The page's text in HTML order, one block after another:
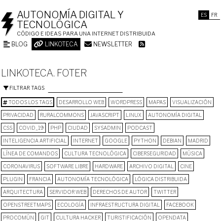
ES FR
AUTONOMÍA DIGITAL Y
TECNOLÓGICA
CÓDIGO E IDEAS PARA UNA INTERNET DISTRIBUIDA
BLOG LINKOTECA NEWSLETTER
LINKOTECA. FOTER
FILTRAR TAGS
TODOS LOS TAGS DESARROLLO WEB WORDPRESS MAPAS VISUALIZACIÓN
PRIVACIDAD RURALCOMMONS JAVASCRIPT LINUX AUTONOMÍA DIGITAL
CSS COVID_19 PHP CIUDAD SYSADMIN PODCAST
INTELIGENCIA ARTIFICIAL INTERNET GOOGLE PYTHON DEBIAN MADRID
LÍNEA DE COMANDOS CULTURA TECNOLÓGICA CIBERSEGURIDAD MÚSICA
CORONAVIRUS SOFTWARE LIBRE HARDWARE ARCHIVO DIGITAL CINE
PLUGIN FRANCIA AUTONOMÍA TECNOLÓGICA LÓGICA DISTRIBUIDA
ARQUITECTURA SERVIDOR WEB DERECHOS DE AUTOR TWITTER
OPENSTREETMAPS ECOLOGÍA INFRAESTRUCTURA DIGITAL FACEBOOK
PROCOMÚN GIT CULTURA HACKER TURISTIFICACIÓN OPENDATA